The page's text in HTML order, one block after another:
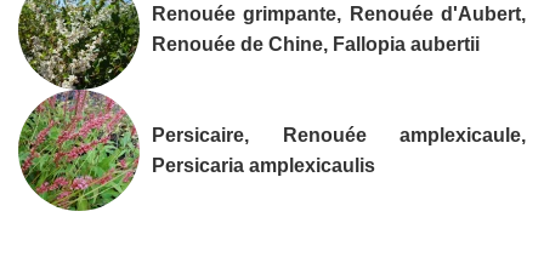
Renouée grimpante, Renouée d'Aubert,
Renouée de Chine, Fallopia aubertii
Persicaire, Renouée amplexicaule,
Persicaria amplexicaulis